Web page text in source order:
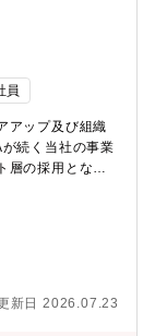
・京都・伊丹な
・職場もある
が。業務量によ
開発設計とし
体的には≫環境
調機開発に従事
などの機能設
ト等）の取り纏
術支援※海外の
拠点メンバー
グローバルに伸
のインフラを空
ーマ「省エネ」
員
アップ及び組織
続く当社の事業
層の採用となり
模の工場・本社
・深化）させる■
質で生産できる
を達成する★経験
じめ、メンバー
新日 2026.07.23